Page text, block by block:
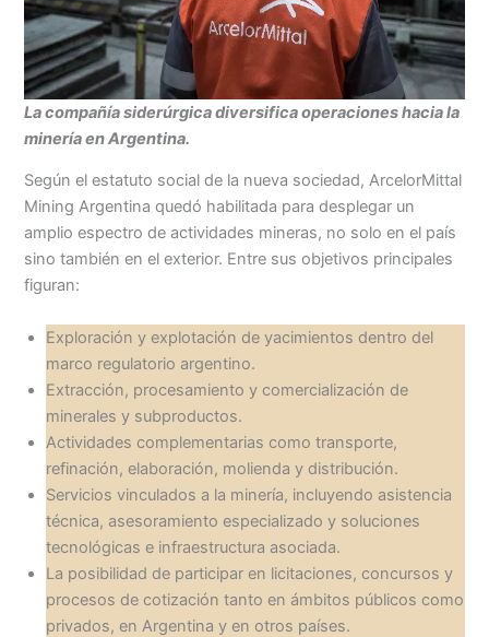
La compañía siderúrgica diversifica operaciones hacia la
minería en Argentina.
Según el estatuto social de la nueva sociedad, ArcelorMittal
Mining Argentina quedó habilitada para desplegar un
amplio espectro de actividades mineras, no solo en el país
sino también en el exterior. Entre sus objetivos principales
figuran:
Exploración y explotación de yacimientos dentro del
marco regulatorio argentino.
Extracción, procesamiento y comercialización de
minerales y subproductos.
Actividades complementarias como transporte,
refinación, elaboración, molienda y distribución.
Servicios vinculados a la minería, incluyendo asistencia
técnica, asesoramiento especializado y soluciones
tecnológicas e infraestructura asociada.
La posibilidad de participar en licitaciones, concursos y
procesos de cotización tanto en ámbitos públicos como
privados, en Argentina y en otros países.